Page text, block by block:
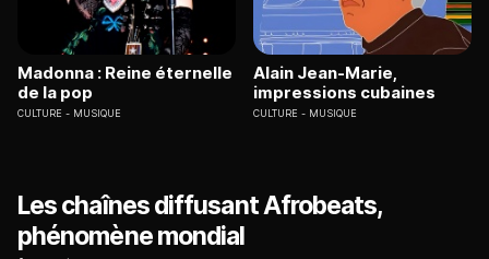
Madonna : Reine éternelle
de la pop
CULTURE MUSIQUE
Alain Jean-Marie,
impressions cubaines
CULTURE MUSIQUE
Les chaînes diffusant Afrobeats,
phénomène mondial